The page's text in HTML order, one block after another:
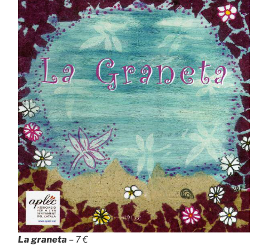
La graneta – 7 €